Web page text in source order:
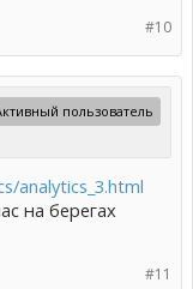
#10
пользователь
analytics_3.html
на берегах
#11